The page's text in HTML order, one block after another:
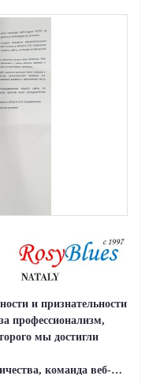
и признательности
профессионализм,
мы достигли
команда веб-